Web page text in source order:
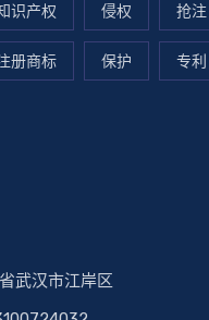
识产权 侵权 抢注
册商标 保护 专利
武汉市江岸区